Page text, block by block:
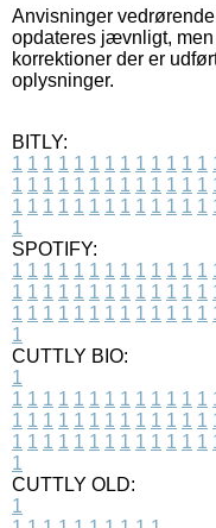
Anvisninger
opdateres jævnligt,
korrektioner der er
oplysninger.
BITLY:
1 1 1 1 1 1 1 1 1 1 1 1 1
1 1 1 1 1 1 1 1 1 1 1 1 1
1 1 1 1 1 1 1 1 1 1 1 1 1
1
SPOTIFY:
1 1 1 1 1 1 1 1 1 1 1 1 1
1 1 1 1 1 1 1 1 1 1 1 1 1
1 1 1 1 1 1 1 1 1 1 1 1 1
1
CUTTLY BIO:
1
1 1 1 1 1 1 1 1 1 1 1 1 1
1 1 1 1 1 1 1 1 1 1 1 1 1
1 1 1 1 1 1 1 1 1 1 1 1 1
1
CUTTLY OLD:
1